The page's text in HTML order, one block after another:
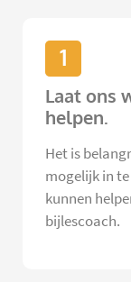
1
Laat ons
helpen.
Het is
mogelijk in
kunnen
bijlescoach.